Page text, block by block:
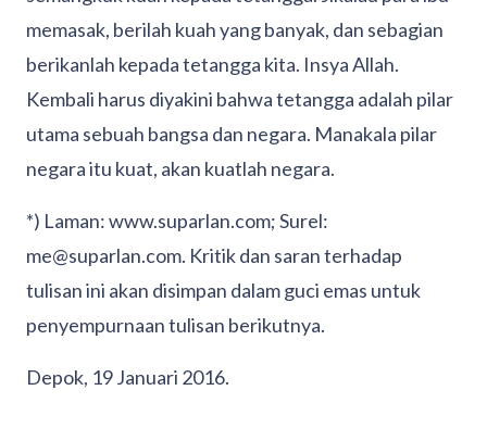
memasak, berilah kuah yang banyak, dan sebagian
berikanlah kepada tetangga kita. Insya Allah.
Kembali harus diyakini bahwa tetangga adalah pilar
utama sebuah bangsa dan negara. Manakala pilar
negara itu kuat, akan kuatlah negara.
*) Laman: www.suparlan.com; Surel:
me@suparlan.com. Kritik dan saran terhadap
tulisan ini akan disimpan dalam guci emas untuk
penyempurnaan tulisan berikutnya.
Depok, 19 Januari 2016.